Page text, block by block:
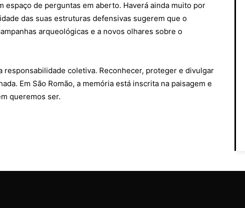
espaço de perguntas em aberto. Haverá ainda muito por
das suas estruturas defensivas sugerem que o
arqueológicas e a novos olhares sobre o
responsabilidade coletiva. Reconhecer, proteger e divulgar
Em São Romão, a memória está inscrita na paisagem e
queremos ser.